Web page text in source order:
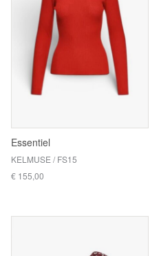
Essentiel
KELMUSE / FS15
€ 155,00